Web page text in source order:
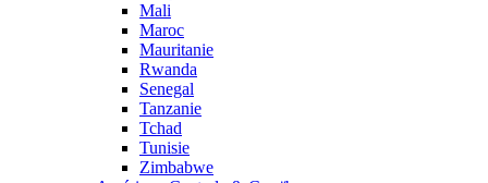
Mali
Maroc
Mauritanie
Rwanda
Senegal
Tanzanie
Tchad
Tunisie
Zimbabwe